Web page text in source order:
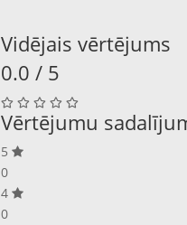
Vidējais vērtējums
0.0 / 5
Vērtējumu
5
0
4
0